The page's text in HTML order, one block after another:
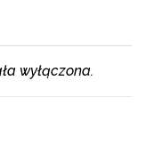
wyłączona.